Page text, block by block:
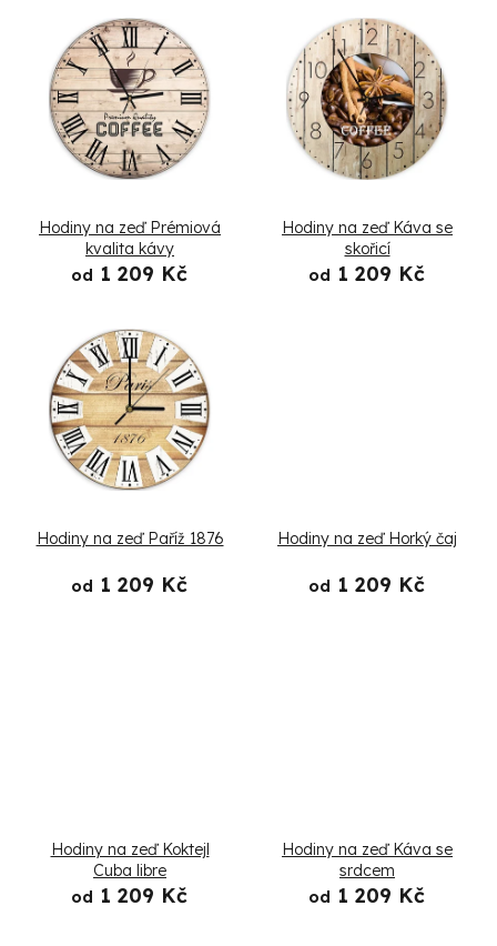
Hodiny na zeď Prémiová
kvalita kávy
od 1 209 Kč
Hodiny na zeď Káva se
skořicí
od 1 209 Kč
Hodiny na zeď Paříž 1876
od 1 209 Kč
Hodiny na zeď Horký čaj
od 1 209 Kč
Hodiny na zeď Koktejl
Cuba libre
od 1 209 Kč
Hodiny na zeď Káva se
srdcem
od 1 209 Kč